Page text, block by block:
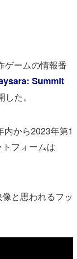
ゲームの情報番
Summit
た。
から2023年第1
フォームは
と思われるフッ